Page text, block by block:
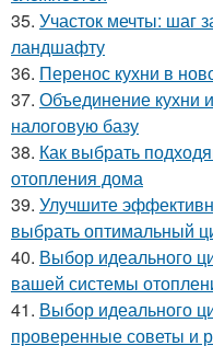
35. Участок мечты: шаг
ландшафту
36. Перенос кухни в
37. Объединение кухни
налоговую базу
38. Как выбрать
отопления дома
39. Улучшите
выбрать оптимальный
40. Выбор идеального
вашей системы
41. Выбор идеального
проверенные советы и